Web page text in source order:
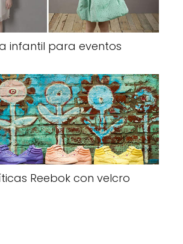
infantil para eventos
Reebok con velcro